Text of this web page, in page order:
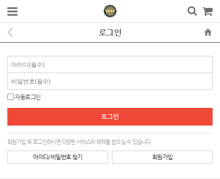
로그인
자동로그인
회원가입 후 로그인하시면 다양한 서비스와 혜택을 받으실 수 있습니다.
아이디/비밀번호 찾기 회원가입